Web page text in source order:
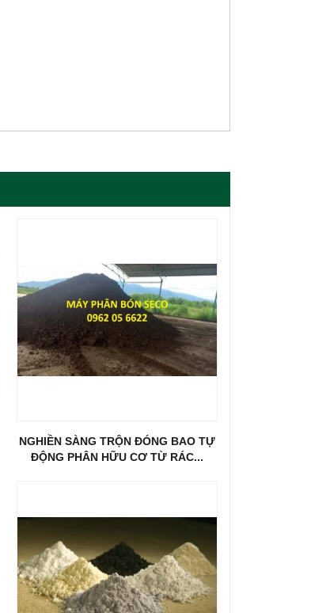
NGHIỀN SÀNG TRỘN ĐÓNG BAO TỰ
ĐỘNG PHÂN HỮU CƠ TỪ RÁC...